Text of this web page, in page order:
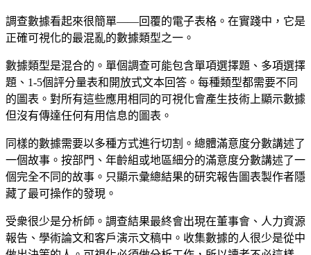
調查數據看起來很簡單——回覆的電子表格。在實踐中，它是
正確可視化的最混亂的數據類型之一。
數據類型是混合的。單個調查可能包含單項選擇題、多項選擇
題、1-5個評分量表和開放式文本回答。每種類型都需要不同
的圖表。對所有這些應用相同的可視化會產生技術上顯示數據
但沒有傳達任何有用信息的圖表。
同樣的數據需要以多種方式進行切割。總體滿意度分數講述了
一個故事。按部門、年齡組或地區細分的滿意度分數講述了一
個完全不同的故事。只顯示彙總結果的研究報告圖表製作者隱
藏了最可操作的發現。
受衆很少是分析師。調查結果最終會出現在董事會、人力資源
報告、學術論文和客戶演示文稿中。收集數據的人很少是從中